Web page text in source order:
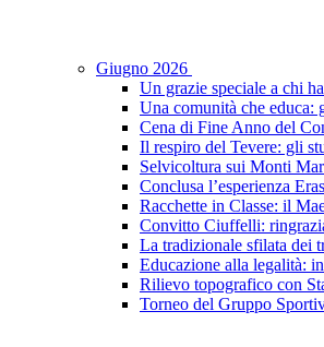
Giugno 2026
Un grazie speciale a chi
Una comunità che
Cena di Fine Anno del
Il respiro del Tevere: gli
Selvicoltura sui Monti
Conclusa l’esperienza
Racchette in Classe: il
Convitto Ciuffelli:
La tradizionale sfilata dei
Educazione alla legalità:
Rilievo topografico con
Torneo del Gruppo